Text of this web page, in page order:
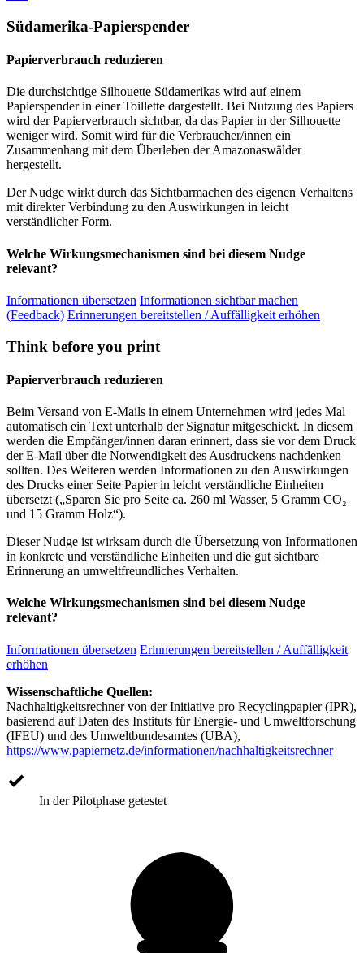
Südamerika-Papierspender
Papierverbrauch reduzieren
Die durchsichtige Silhouette Südamerikas wird auf einem
Papierspender in einer Toillette dargestellt. Bei Nutzung des Papiers
wird der Papierverbrauch sichtbar, da das Papier in der Silhouette
weniger wird. Somit wird für die Verbraucher/innen ein
Zusammenhang mit dem Überleben der Amazonaswälder
hergestellt.
Der Nudge wirkt durch das Sichtbarmachen des eigenen Verhaltens
mit direkter Verbindung zu den Auswirkungen in leicht
verständlicher Form.
Welche Wirkungsmechanismen sind bei diesem Nudge
relevant?
Informationen übersetzen Informationen sichtbar machen
(Feedback) Erinnerungen bereitstellen / Auffälligkeit erhöhen
Think before you print
Papierverbrauch reduzieren
Beim Versand von E-Mails in einem Unternehmen wird jedes Mal
automatisch ein Text unterhalb der Signatur mitgeschickt. In diesem
werden die Empfänger/innen daran erinnert, dass sie vor dem Druck
der E-Mail über die Notwendigkeit des Ausdruckens nachdenken
sollten. Des Weiteren werden Informationen zu den Auswirkungen
des Drucks einer Seite Papier in leicht verständliche Einheiten
übersetzt („Sparen Sie pro Seite ca. 260 ml Wasser, 5 Gramm CO₂
und 15 Gramm Holz“).
Dieser Nudge ist wirksam durch die Übersetzung von Informationen
in konkrete und verständliche Einheiten und die gut sichtbare
Erinnerung an umweltfreundliches Verhalten.
Welche Wirkungsmechanismen sind bei diesem Nudge
relevant?
Informationen übersetzen Erinnerungen bereitstellen / Auffälligkeit
erhöhen
Wissenschaftliche Quellen:
Nachhaltigkeitsrechner von der Initiative pro Recyclingpapier (IPR),
basierend auf Daten des Instituts für Energie- und Umweltforschung
(IFEU) und des Umweltbundesamtes (UBA),
https://www.papiernetz.de/informationen/nachhaltigkeitsrechner
In der Pilotphase getestet